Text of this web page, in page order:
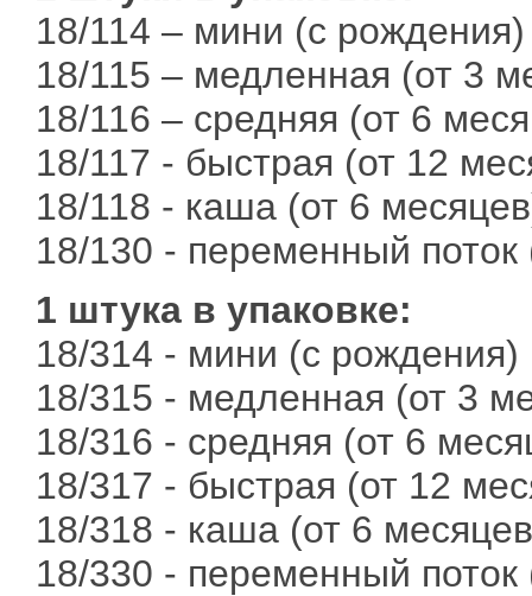
18/114 – мини (с рождения)
18/115 – медленная (от 3
18/116 – средняя (от 6
18/117 - быстрая (от 12
18/118 - каша (от 6
18/130 - переменный поток
1 штука в упаковке:
18/314 - мини (с рождения)
18/315 - медленная (от 3
18/316 - средняя (от 6
18/317 - быстрая (от 12
18/318 - каша (от 6
18/330 - переменный поток